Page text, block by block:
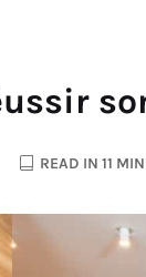
READ IN 11